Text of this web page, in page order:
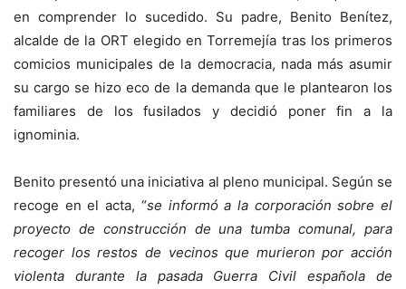
en comprender lo sucedido. Su padre, Benito Benítez,
alcalde de la ORT elegido en Torremejía tras los primeros
comicios municipales de la democracia, nada más asumir
su cargo se hizo eco de la demanda que le plantearon los
familiares de los fusilados y decidió poner fin a la
ignominia.
Benito presentó una iniciativa al pleno municipal. Según se
recoge en el acta, “se informó a la corporación sobre el
proyecto de construc­ción de una tumba comunal, para
recoger los restos de vecinos que murieron por acción
violenta durante la pasada Guerra Civil española de